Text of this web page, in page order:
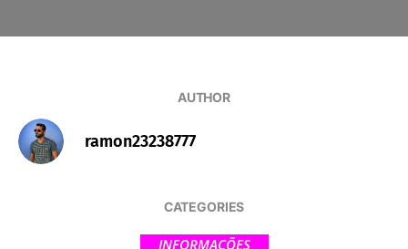
AUTHOR
ramon23238777
CATEGORIES
INFORMAÇÕES